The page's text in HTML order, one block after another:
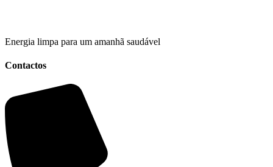
Energia limpa para um amanhã saudável
Contactos